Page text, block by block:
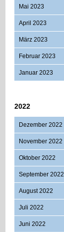
Mai 2023
April 2023
März 2023
Februar 2023
Januar 2023
2022
Dezember 2022
November 2022
Oktober 2022
September 2022
August 2022
Juli 2022
Juni 2022